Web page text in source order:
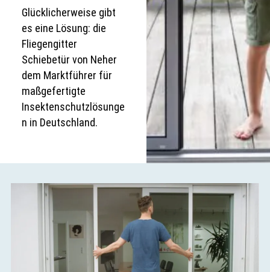
Glücklicherweise gibt
es eine Lösung: die
Fliegengitter
Schiebetür von Neher
dem Marktführer für
maßgefertigte
Insektenschutzlösunge
n in Deutschland.